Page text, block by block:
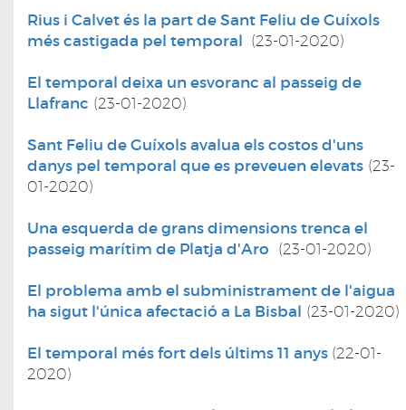
Rius i Calvet és la part de Sant Feliu de Guíxols
més castigada pel temporal (23-01-2020)
El temporal deixa un esvoranc al passeig de
Llafranc (23-01-2020)
Sant Feliu de Guíxols avalua els costos d'uns
danys pel temporal que es preveuen elevats (23-
01-2020)
Una esquerda de grans dimensions trenca el
passeig marítim de Platja d'Aro (23-01-2020)
El problema amb el subministrament de l'aigua
ha sigut l'única afectació a La Bisbal (23-01-2020)
El temporal més fort dels últims 11 anys (22-01-
2020)